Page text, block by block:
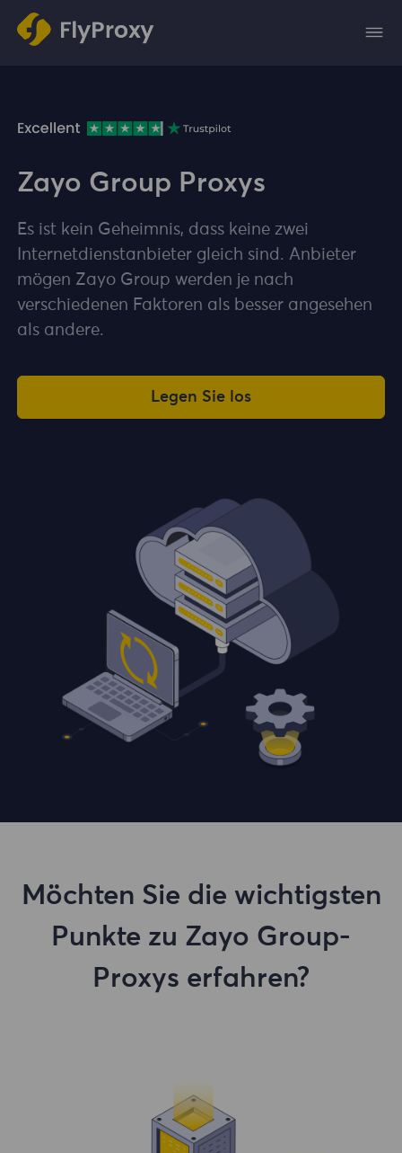
Zayo Group Proxys
Es ist kein Geheimnis, dass keine zwei
Internetdienstanbieter gleich sind. Anbieter
mögen Zayo Group werden je nach
verschiedenen Faktoren als besser angesehen
als andere.
Legen Sie los
Möchten Sie die wichtigsten
Punkte zu Zayo Group-
Proxys erfahren?